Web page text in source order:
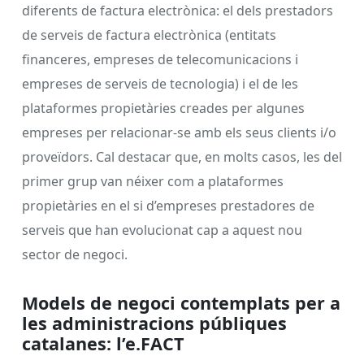
diferents de factura electrònica: el dels prestadors
de serveis de factura electrònica (entitats
financeres, empreses de telecomunicacions i
empreses de serveis de tecnologia) i el de les
plataformes propietàries creades per algunes
empreses per relacionar-se amb els seus clients i/o
proveïdors. Cal destacar que, en molts casos, les del
primer grup van néixer com a plataformes
propietàries en el si d’empreses prestadores de
serveis que han evolucionat cap a aquest nou
sector de negoci.
Models de negoci contemplats per a
les administracions públiques
catalanes: l’e.FACT